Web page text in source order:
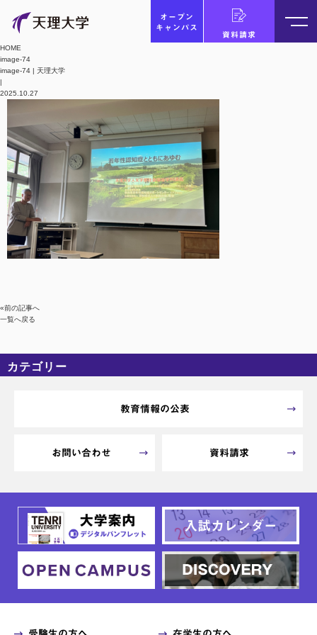
オープン
キャンパス
資料請求
HOME
image-74
image-74 | 天理大学
|
2025.10.27
«前の記事へ
一覧へ戻る
カテゴリー
教育情報の公表
お問い合わせ 資料請求